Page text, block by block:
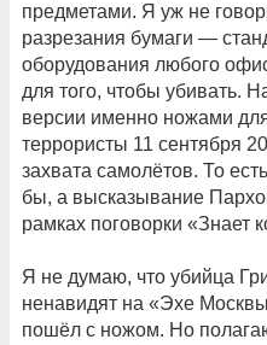
предметами. Я уж не
разрезания бумаги —
оборудования любого
для того, чтобы убивать.
версии именно ножами
террористы 11 сентября
захвата самолётов. То
бы, а высказывание
рамках поговорки «Знает
Я не думаю, что убийца
ненавидят на «Эхе
пошёл с ножом. Но